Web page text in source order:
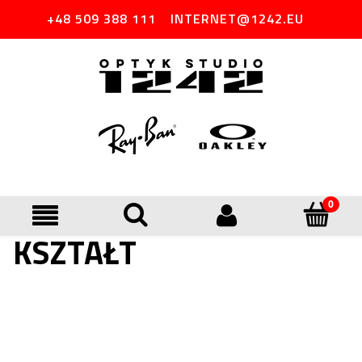
+48 509 388 111 INTERNET@1242.EU
KSZTAŁT